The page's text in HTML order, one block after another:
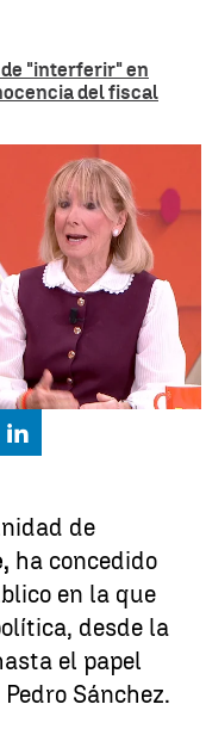
de "interferir" en
del fiscal
| Antena 3 Noticias
11:01
Linkedin
de
ha concedido
en la que
desde la
el papel
Sánchez.